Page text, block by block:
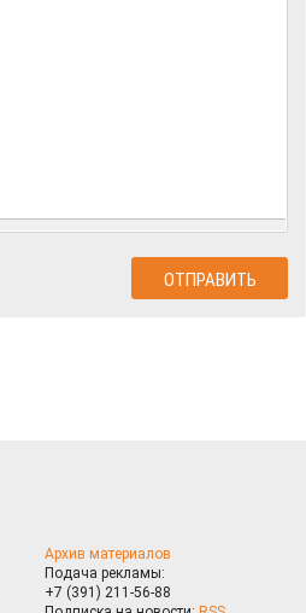
Архив материалов
Подача рекламы:
+7 (391) 211-56-88